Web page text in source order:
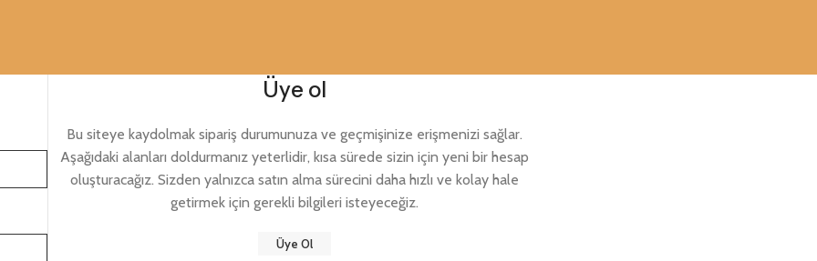
Üye ol
Bu siteye kaydolmak sipariş durumunuza ve geçmişinize erişmenizi sağlar.
Aşağıdaki alanları doldurmanız yeterlidir, kısa sürede sizin için yeni bir hesap
oluşturacağız. Sizden yalnızca satın alma sürecini daha hızlı ve kolay hale
getirmek için gerekli bilgileri isteyeceğiz.
Üye Ol